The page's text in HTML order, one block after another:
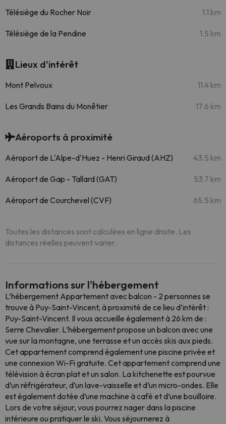
Télésiège du Rocher Noir 1.1 km
Télésiège de la Pendine 1.5 km
Lieux d'intérêt
Mont Pelvoux 11.4 km
Les Grands Bains du Monêtier 17.6 km
Aéroports à proximité
Aéroport de L'Alpe-d'Huez - Henri Giraud (AHZ) 43.5 km
Aéroport de Gap - Tallard (GAT) 53.7 km
Aéroport de Courchevel (CVF) 65.5 km
Toutes les distances sont calculées en ligne droite. Les
distances réelles peuvent varier.
Informations sur l'hébergement
L’hébergement Appartement avec balcon - 2 personnes se
trouve à Puy-Saint-Vincent, à proximité de ce lieu d’intérêt :
Puy-Saint-Vincent. Il vous accueille également à 26 km de :
Serre Chevalier. L’hébergement propose un balcon avec une
vue sur la montagne, une terrasse et un accès skis aux pieds.
Cet appartement comprend également une piscine privée et
une connexion Wi-Fi gratuite. Cet appartement comprend une
télévision à écran plat et un salon. La kitchenette est pourvue
d’un réfrigérateur, d’un lave-vaisselle et d’un micro-ondes. Elle
est également dotée d’une machine à café et d’une bouilloire.
Lors de votre séjour, vous pourrez nager dans la piscine
intérieure ou pratiquer le ski. Vous séjournerez à